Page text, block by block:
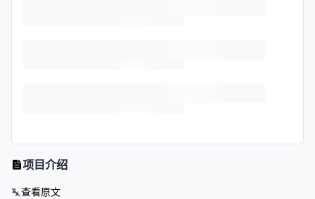
项目介绍
查看原文